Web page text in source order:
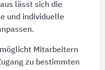
lässt sich die
und individuelle
Mitarbeitern
zu bestimmten